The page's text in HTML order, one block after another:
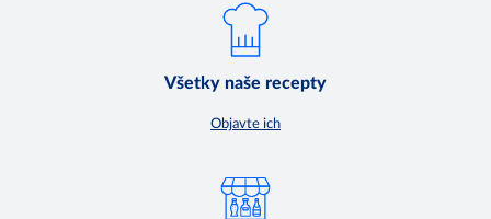
Všetky naše recepty
Objavte ich